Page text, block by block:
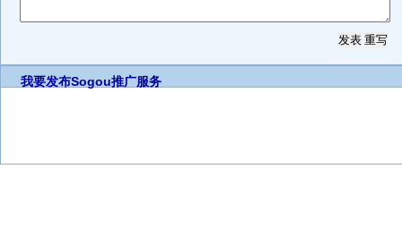
我要发布Sogou推广服务